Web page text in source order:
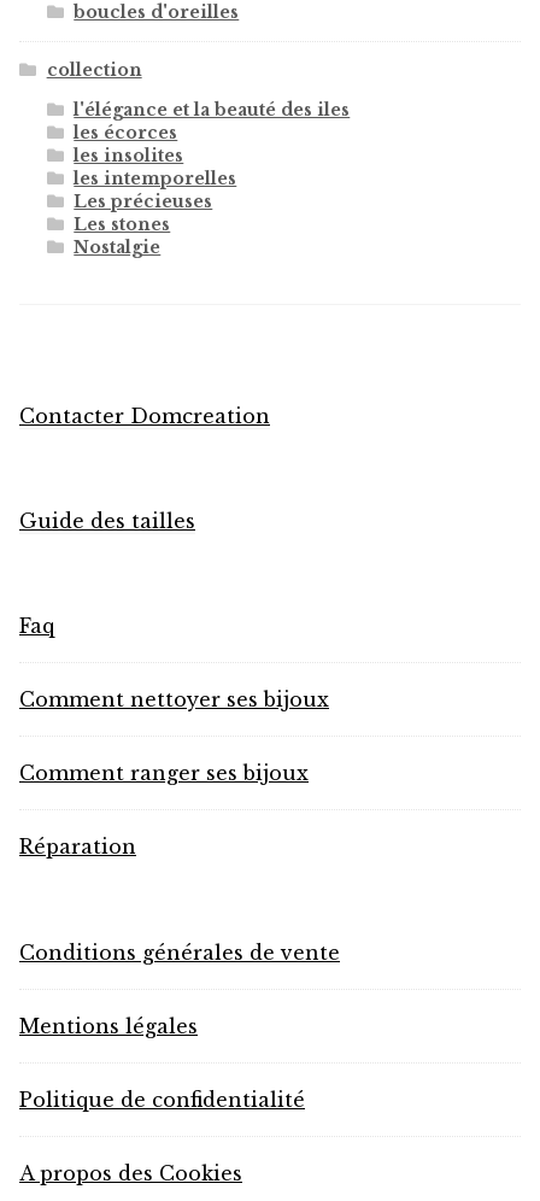
boucles d'oreilles
collection
l'élégance et la beauté des iles
les écorces
les insolites
les intemporelles
Les précieuses
Les stones
Nostalgie
Contacter Domcreation
Guide des tailles
Faq
Comment nettoyer ses bijoux
Comment ranger ses bijoux
Réparation
Conditions générales de vente
Mentions légales
Politique de confidentialité
A propos des Cookies